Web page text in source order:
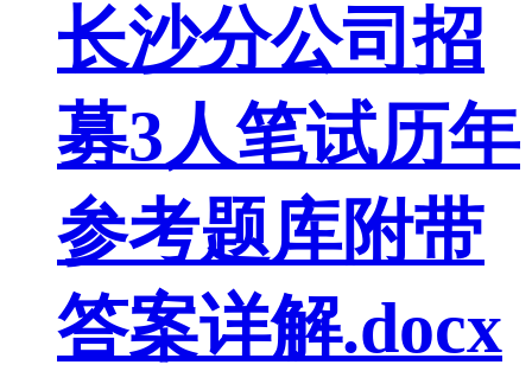
长沙分公司招
募3人笔试历年
参考题库附带
答案详解.docx